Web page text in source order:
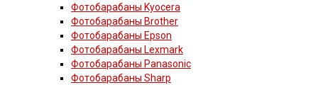
Фотобарабаны Kyocera
Фотобарабаны Brother
Фотобарабаны Epson
Фотобарабаны Lexmark
Фотобарабаны Panasonic
Фотобарабаны Sharp